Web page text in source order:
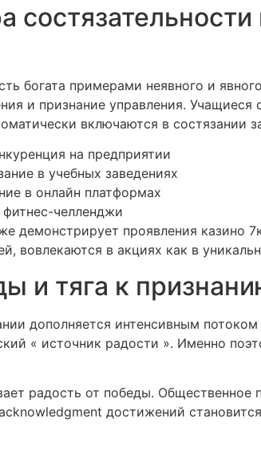
богата примерами неявного и
и признание управления.
включаются в состязании
на предприятии
в учебных заведениях
в онлайн платформах
челленджи
демонстрирует проявления казино
вовлекаются в акциях как в
и тяга к
дополняется интенсивным
« источник радости ». Именно
радость от победы. Общественное
достижений